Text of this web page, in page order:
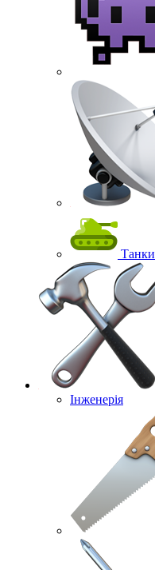
Танки
Інженерія